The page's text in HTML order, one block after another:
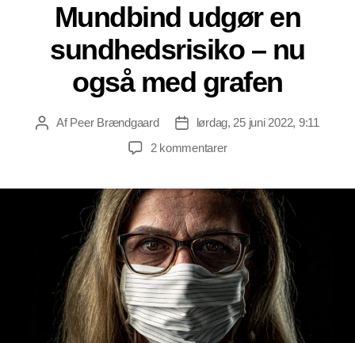
Mundbind udgør en
sundhedsrisiko – nu
også med grafen
Indlægsforfatter
AfPeer Brændgaard Indlægsdato
lørdag, 25 juni 2022, 9:11
2 kommentarertil
en
sundhedsrisiko
–
nu
også
med
grafen